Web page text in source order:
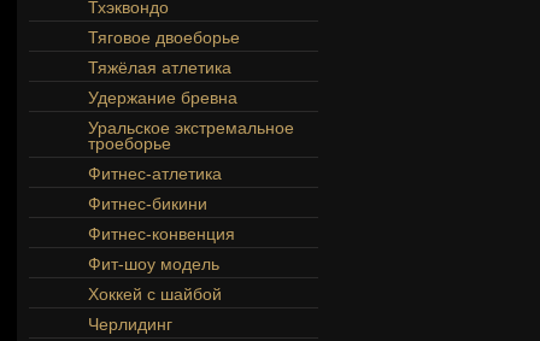
Тхэквондо
Тяговое двоеборье
Тяжёлая атлетика
Удержание бревна
Уральское экстремальное
троеборье
Фитнес-атлетика
Фитнес-бикини
Фитнес-конвенция
Фит-шоу модель
Хоккей с шайбой
Черлидинг